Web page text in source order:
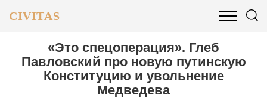
CIVITAS
ОБЩЕСТВО БИЗНЕС И ФИНАНСЫ
«Это спецоперация». Глеб
Павловский про новую путинскую
Конституцию и увольнение
Медведева